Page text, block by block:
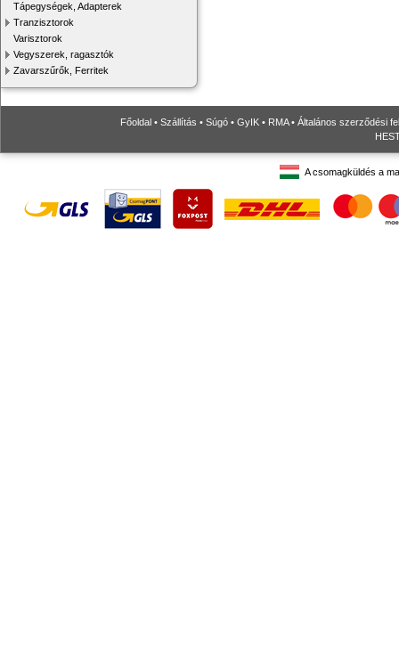
Tápegységek, Adapterek
Tranzisztorok
Varisztorok
Vegyszerek, ragasztók
Zavarszűrők, Ferritek
Főoldal • Szállítás • Súgó • GyIK • RMA• Általános szerződési
A csomagküldés a